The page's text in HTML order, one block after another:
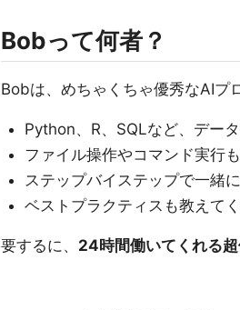
Bobって何者？
Bobは、めちゃくちゃ優秀なAIプ
Python、R、SQLなど、デー
ファイル操作やコマンド実行
ステップバイステップで一緒
ベストプラクティスも教えて
要するに、 24時間働いてくれる